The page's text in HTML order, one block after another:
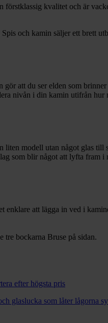
kvalitet och är
och kamin säljer ett brett
att du ser elden som
nivån i din kamin utifrån hur
modell utan något glas till
som blir något att lyfta fram i
enklare att lägga in ved i
tre bockarna Bruse på sidan.
efter högsta pris